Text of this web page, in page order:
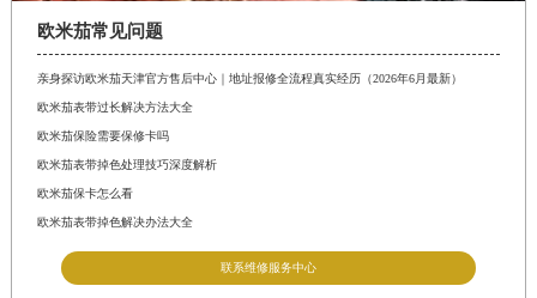
欧米茄常见问题
亲身探访欧米茄天津官方售后中心｜地址报修全流程真实经历（2026年6月最新）
欧米茄表带过长解决方法大全
欧米茄保险需要保修卡吗
欧米茄表带掉色处理技巧深度解析
欧米茄保卡怎么看
欧米茄表带掉色解决办法大全
联系维修服务中心